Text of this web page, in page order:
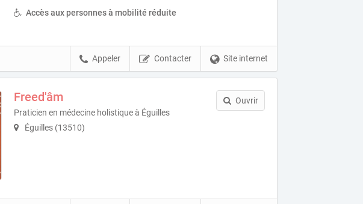
Accès aux personnes à mobilité réduite
Site internet
Contacter
Appeler
Freed'âm
Praticien en médecine holistique à Éguilles
Éguilles (13510)
Ouvrir